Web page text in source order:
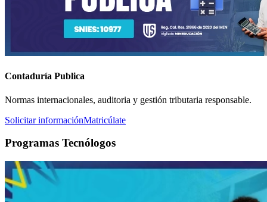
Contaduría Publica
Normas internacionales, auditoria y gestión tributaria responsable.
Solicitar informaciónMatricúlate
Programas Tecnólogos